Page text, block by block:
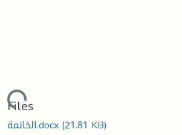
Files
الخانمة.docx(21.81 KB)